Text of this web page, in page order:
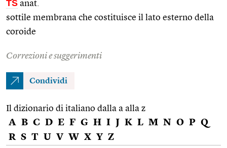
TS anat.
sottile membrana che costituisce il lato esterno della
coroide
Correzioni e suggerimenti
Condividi
Il dizionario di italiano dalla a alla z
A B C D E F G H I J K L M N O P Q
R S T U V W X Y Z